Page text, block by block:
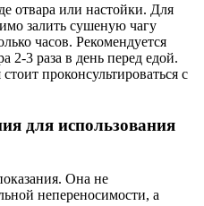
отвара или настойки. Для
залить сушеную чагу
часов. Рекомендуется
2-3 раза в день перед едой.
проконсультироваться с
для использования
Она не
непереносимости, а